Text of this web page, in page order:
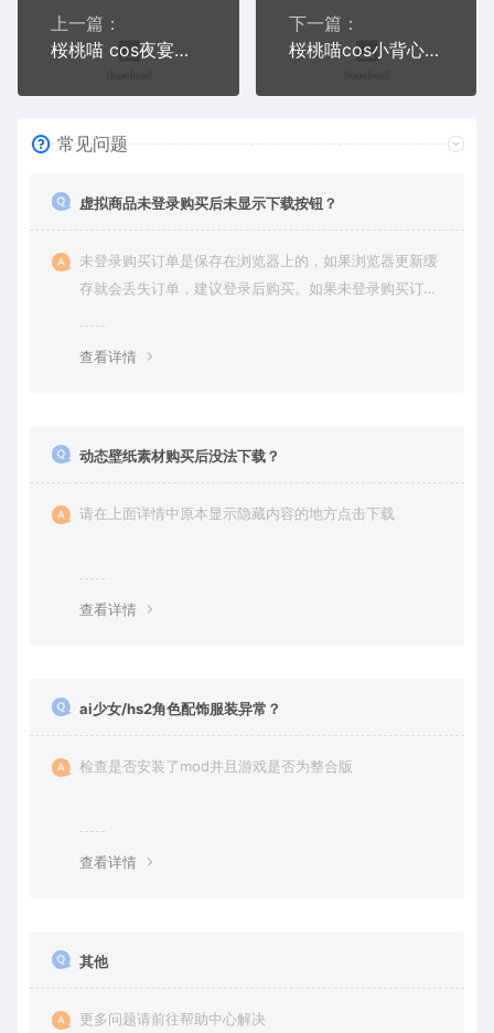
上一篇：
桜桃喵 cos夜宴三部曲写真
下一篇：
桜桃喵cos小背心+水手服写真
常见问题
虚拟商品未登录购买后未显示下载按钮？
未登录购买订单是保存在浏览器上的，如果浏览器更新缓
存就会丢失订单，建议登录后购买。如果未登录购买订单
查看详情
动态壁纸素材购买后没法下载？
请在上面详情中原本显示隐藏内容的地方点击下载
查看详情
ai少女/hs2角色配饰服装异常？
检查是否安装了mod并且游戏是否为整合版
查看详情
其他
更多问题请前往帮助中心解决